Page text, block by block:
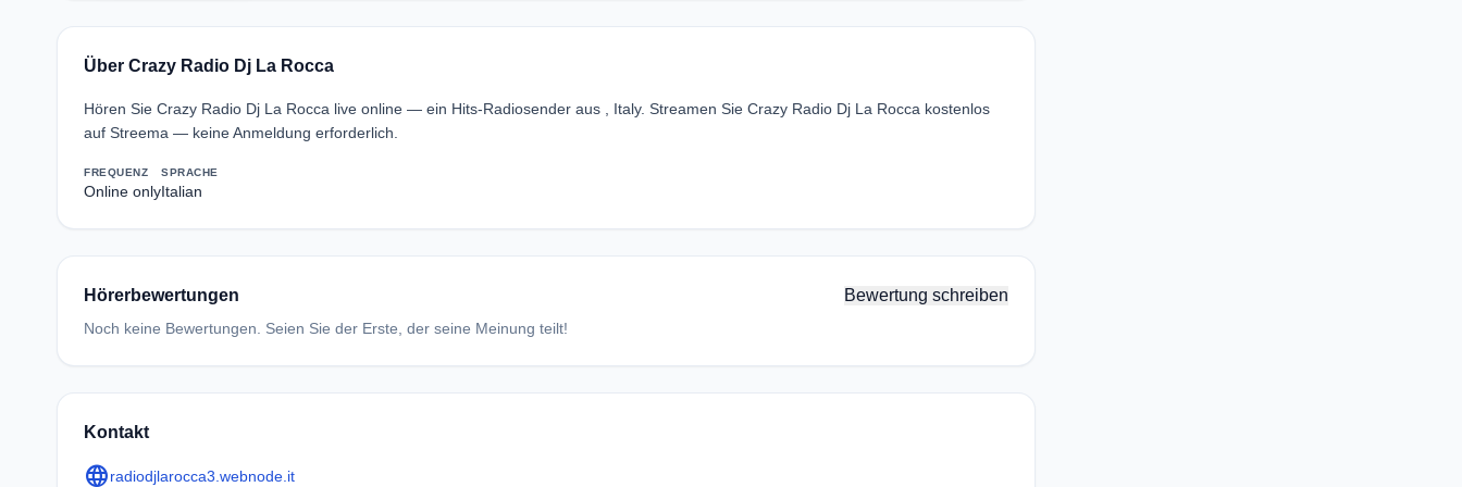
Über Crazy Radio Dj La Rocca
Hören Sie Crazy Radio Dj La Rocca live online — ein Hits-Radiosender aus , Italy. Streamen Sie Crazy Radio Dj La Rocca kostenlos
auf Streema — keine Anmeldung erforderlich.
FREQUENZ
Online only
SPRACHE
Italian
Hörerbewertungen Bewertung schreiben
Noch keine Bewertungen. Seien Sie der Erste, der seine Meinung teilt!
Kontakt
languageradiodjlarocca3.webnode.it